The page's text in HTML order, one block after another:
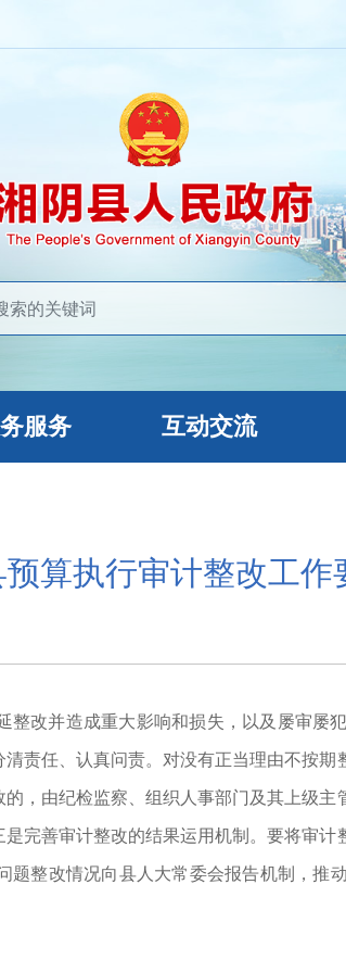
服务 互动交流
算执行审计整改工作
改并造成重大影响和损失，以及屡审
责任、认真问责。对没有正当理由不按
，由纪检监察、组织人事部门及其上级
完善审计整改的结果运用机制。要将审
整改情况向县人大常委会报告机制，推